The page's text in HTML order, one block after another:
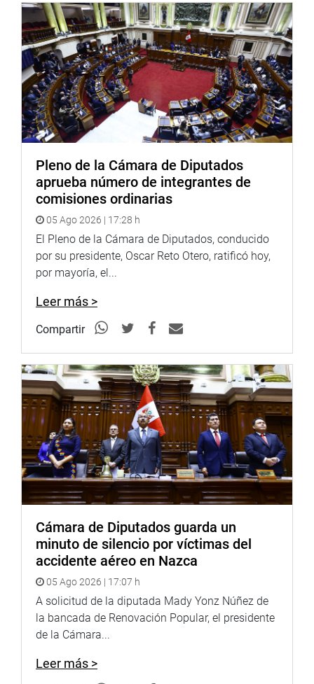
218, 219, 228 y 229 que la a Comisión Permanente
aprobó en la sesión del jueves 27 de setiembre de 2018,
El congresista pidió, como sanción política, la destitución
e inhabilitación por 10 años contra el juez supremo César
Hinostroza y los exconsejeros del Consejo Nacional de la
Magistratura (CNM).
PRENSA-CONGRESO
Puede encontrar más información en nuestra página web
y redes sociales.
Heraldo :goo.gl/Ty5Tto
https://goo.gl/s5t7XN
YouTube:https://goo.gl/VBXBNk
Radio:goo.gl/hMwTg1
fotografia.congreso.gob.pe
Pleno de la Cámara de Diputados
aprueba número de integrantes de
comisiones ordinarias
05 Ago 2026 | 17:28 h
El Pleno de la Cámara de Diputados, conducido
por su presidente, Oscar Reto Otero, ratificó hoy,
por mayoría, el...
Leer más >
Compartir
Cámara de Diputados guarda un
minuto de silencio por víctimas del
accidente aéreo en Nazca
05 Ago 2026 | 17:07 h
A solicitud de la diputada Mady Yonz Núñez de
la bancada de Renovación Popular, el presidente
de la Cámara...
Leer más >